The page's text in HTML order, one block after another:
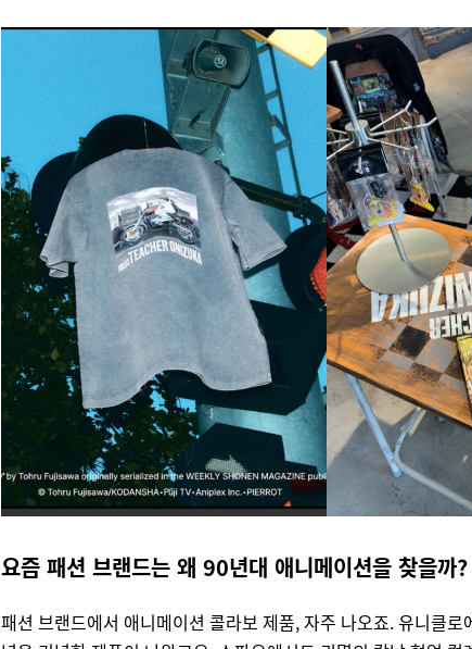
요즘 패션 브랜드는 왜 90년대 애니메이션을 찾을까
패션 브랜드에서 애니메이션 콜라보 제품, 자주 나오죠. 유니클